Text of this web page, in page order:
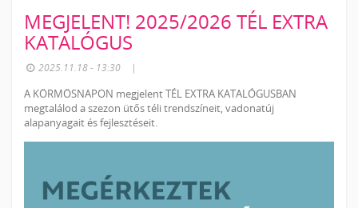
MEGJELENT! 2025/2026 TÉL EXTRA
KATALÓGUS
2025.11.18 - 13:30 |
A KÖRMÖSNAPON megjelent TÉL EXTRA KATALÓGUSBAN
megtalálod a szezon ütős téli trendszíneit, vadonatúj
alapanyagait és fejlesztéseit.